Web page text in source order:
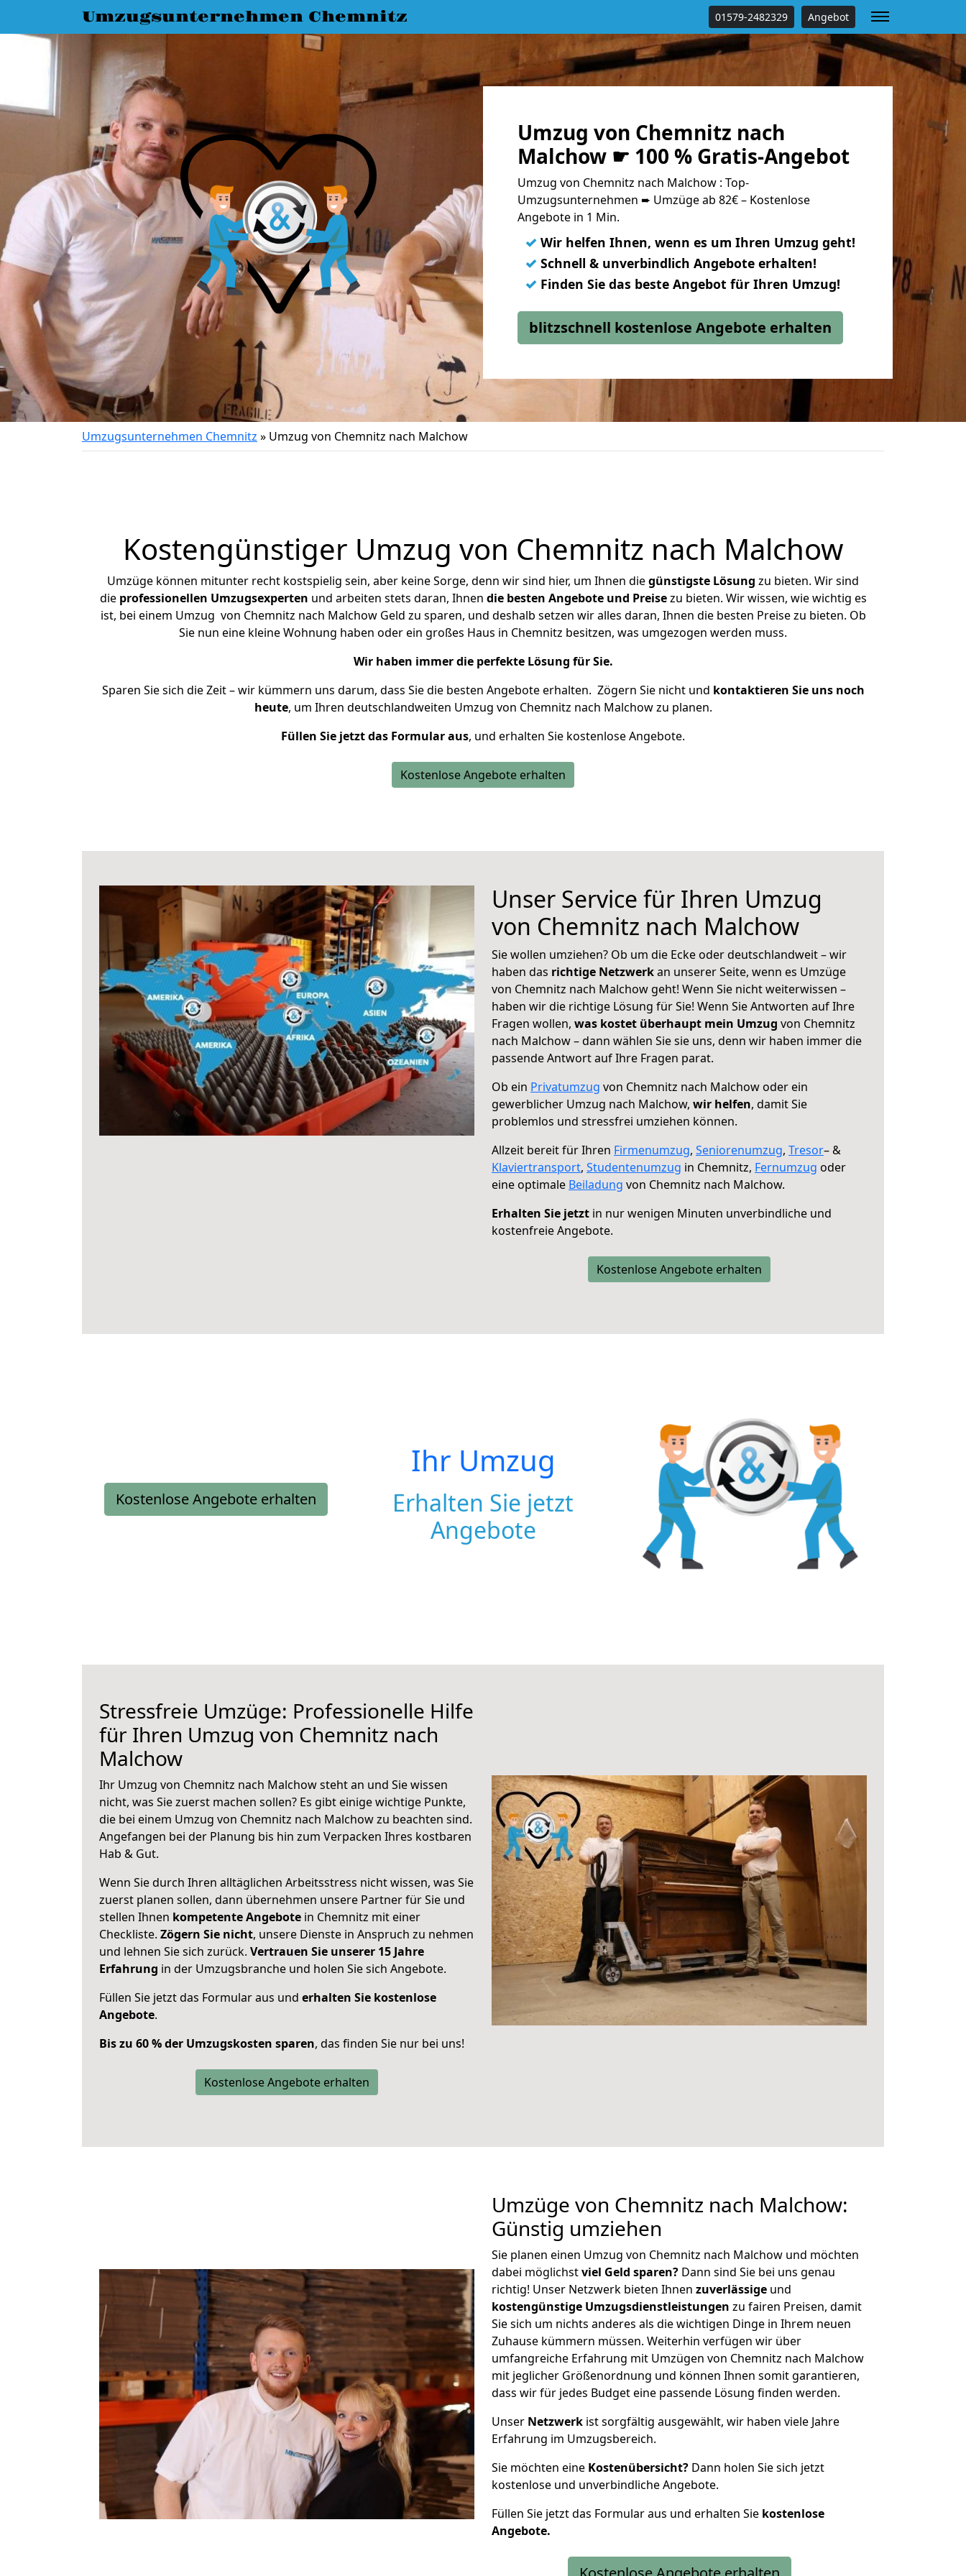
Umzugsunternehmen Chemnitz 01579-2482329 Angebot
Umzug von Chemnitz nach
Malchow ☛ 100 % Gratis-Angebot
Umzug von Chemnitz nach Malchow : Top-
Umzugsunternehmen ➨ Umzüge ab 82€ – Kostenlose
Angebote in 1 Min.
✓ Wir helfen Ihnen, wenn es um Ihren Umzug geht!
✓ Schnell & unverbindlich Angebote erhalten!
✓ Finden Sie das beste Angebot für Ihren Umzug!
blitzschnell kostenlose Angebote erhalten
Umzugsunternehmen Chemnitz » Umzug von Chemnitz nach Malchow
Kostengünstiger Umzug von Chemnitz nach Malchow
Umzüge können mitunter recht kostspielig sein, aber keine Sorge, denn wir sind hier, um Ihnen diegünstigste Lösung zu bieten. Wir sind
die professionellen Umzugsexperten und arbeiten stets daran, Ihnen die besten Angebote und Preisezu bieten. Wir wissen, wie wichtig es
ist, bei einem Umzug von Chemnitz nach Malchow Geld zu sparen, und deshalb setzen wir alles daran, Ihnen die besten Preise zu bieten. Ob
Sie nun eine kleine Wohnung haben oder ein großes Haus in Chemnitz besitzen, was umgezogen werden muss.
Wir haben immer die perfekte Lösung für Sie.
Sparen Sie sich die Zeit – wir kümmern uns darum, dass Sie die besten Angebote erhalten. Zögern Sie nicht und kontaktieren Sie uns noch
heute, um Ihren deutschlandweiten Umzug von Chemnitz nach Malchow zu planen.
Füllen Sie jetzt das Formular aus, und erhalten Sie kostenlose Angebote.
Kostenlose Angebote erhalten
Unser Service für Ihren Umzug
von Chemnitz nach Malchow
Sie wollen umziehen? Ob um die Ecke oder deutschlandweit – wir
haben das richtige Netzwerkan unserer Seite, wenn es Umzüge
von Chemnitz nach Malchow geht! Wenn Sie nicht weiterwissen –
haben wir die richtige Lösung für Sie! Wenn Sie Antworten auf Ihre
Fragen wollen, was kostet überhaupt mein Umzug von Chemnitz
nach Malchow – dann wählen Sie sie uns, denn wir haben immer die
passende Antwort auf Ihre Fragen parat.
Ob ein Privatumzug von Chemnitz nach Malchow oder ein
gewerblicher Umzug nach Malchow, wir helfen, damit Sie
problemlos und stressfrei umziehen können.
Allzeit bereit für Ihren Firmenumzug, Seniorenumzug, Tresor– &
Klaviertransport, Studentenumzug in Chemnitz, Fernumzug oder
eine optimale Beiladung von Chemnitz nach Malchow.
Erhalten Sie jetzt in nur wenigen Minuten unverbindliche und
kostenfreie Angebote.
Kostenlose Angebote erhalten
Kostenlose Angebote erhalten
Ihr Umzug
Erhalten Sie jetzt
Angebote
Stressfreie Umzüge: Professionelle Hilfe
für Ihren Umzug von Chemnitz nach
Malchow
Ihr Umzug von Chemnitz nach Malchow steht an und Sie wissen
nicht, was Sie zuerst machen sollen? Es gibt einige wichtige Punkte,
die bei einem Umzug von Chemnitz nach Malchow zu beachten sind.
Angefangen bei der Planung bis hin zum Verpacken Ihres kostbaren
Hab & Gut.
Wenn Sie durch Ihren alltäglichen Arbeitsstress nicht wissen, was Sie
zuerst planen sollen, dann übernehmen unsere Partner für Sie und
stellen Ihnen kompetente Angebote in Chemnitz mit einer
Checkliste. Zögern Sie nicht, unsere Dienste in Anspruch zu nehmen
und lehnen Sie sich zurück. Vertrauen Sie unserer 15 Jahre
Erfahrung in der Umzugsbranche und holen Sie sich Angebote.
Füllen Sie jetzt das Formular aus und erhalten Sie kostenlose
Angebote.
Bis zu 60 % der Umzugskosten sparen, das finden Sie nur bei uns!
Kostenlose Angebote erhalten
Umzüge von Chemnitz nach Malchow:
Günstig umziehen
Sie planen einen Umzug von Chemnitz nach Malchow und möchten
dabei möglichstviel Geld sparen? Dann sind Sie bei uns genau
richtig! Unser Netzwerk bieten Ihnen zuverlässige und
kostengünstige Umzugsdienstleistungen zu fairen Preisen, damit
Sie sich um nichts anderes als die wichtigen Dinge in Ihrem neuen
Zuhause kümmern müssen. Weiterhin verfügen wir über
umfangreiche Erfahrung mit Umzügen von Chemnitz nach Malchow
mit jeglicher Größenordnung und können Ihnen somit garantieren,
dass wir für jedes Budget eine passende Lösung finden werden.
Unser Netzwerk ist sorgfältig ausgewählt, wir haben viele Jahre
Erfahrung im Umzugsbereich.
Sie möchten eine Kostenübersicht? Dann holen Sie sich jetzt
kostenlose und unverbindliche Angebote.
Füllen Sie jetzt das Formular aus und erhalten Sie kostenlose
Angebote.